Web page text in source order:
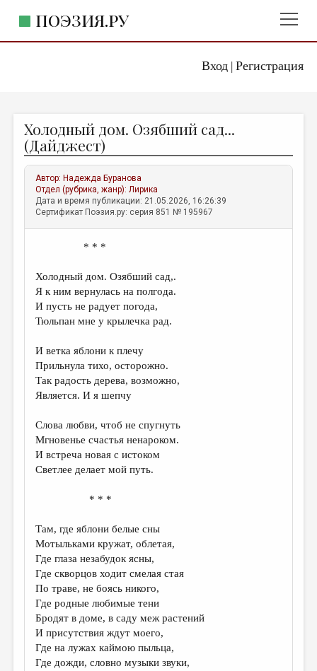
Вход| Регистрация
ПОЭЗИЯ.РУ
ЖАНРЫ
АВТОРЫ
КОММЕНТАРИИ
ЛИТСАЛОН
ОТДЕЛЫ И РУБРИКИ
ИЗБРАННОЕ
ПРОИЗВЕДЕНИЯ
ПЕРЕВОДЫ
ДЕТСКАЯ КОМНАТА
КНИЖНАЯ ПОЛКА
ОБЪЯВЛЕНИЯ
КОЛОНКА РЕДАКТОРА
РЕДКОЛЛЕГИЯ
ОТ РЕДАКЦИИ
МАЛАЯ ПРОЗА
ЭССЕИСТИКА
Холодный дом. Озябший сад...
(Дайджест)
Автор: Надежда Буранова
Отдел (рубрика, жанр):Лирика
Дата и время публикации: 21.05.2026, 16:26:39
Сертификат Поэзия.ру: серия 851 № 195967
* * *
Холодный дом. Озябший сад,.
Я к ним вернулась на полгода.
И пусть не радует погода,
Тюльпан мне у крылечка рад.
И ветка яблони к плечу
Прильнула тихо, осторожно.
Так радость дерева, возможно,
Является. И я шепчу
Слова любви, чтоб не спугнуть
Мгновенье счастья ненароком.
И встреча новая с истоком
Светлее делает мой путь.
* * *
Там, где яблони белые сны
Мотыльками кружат, облетая,
Где глаза незабудок ясны,
Где скворцов ходит смелая стая
По траве, не боясь никого,
Где родные любимые тени
Бродят в доме, в саду меж растений
И присутствия ждут моего,
Где на лужах каймою пыльца,
Где дожди, словно музыки звуки,